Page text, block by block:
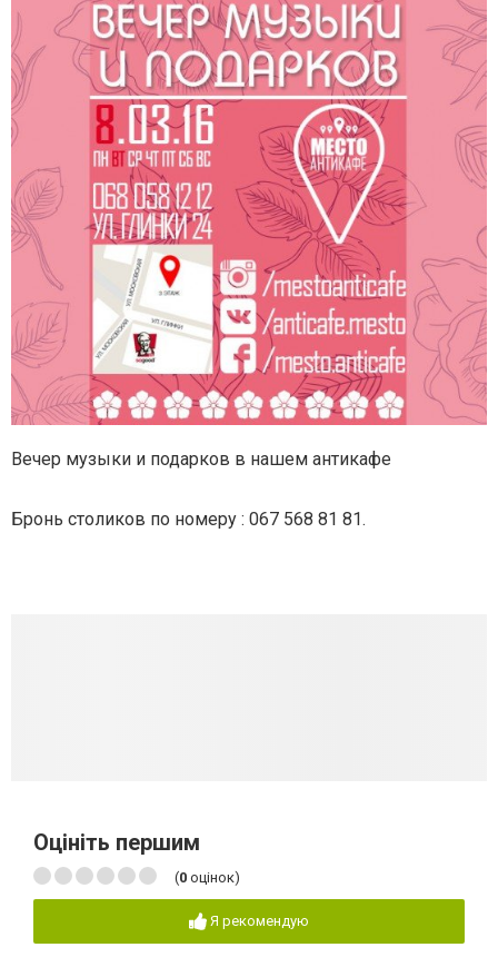
Вечер музыки и подарков в нашем антикафе
Бронь столиков по номеру : 067 568 81 81.
Оцініть першим
(0 оцінок)
Я рекомендую